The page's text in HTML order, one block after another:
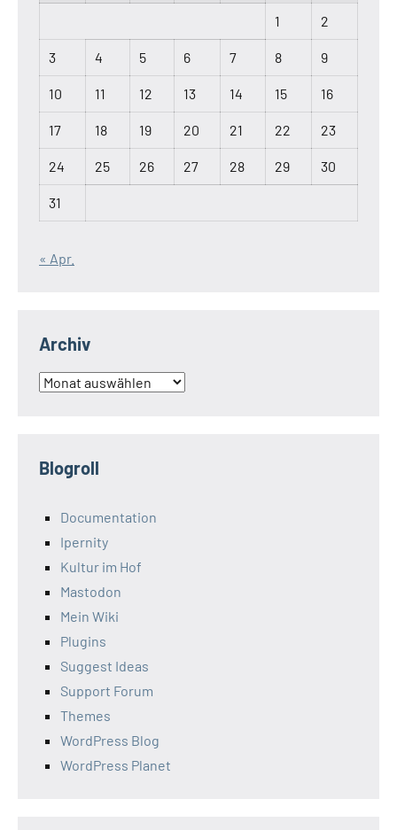
1 2
3 4 5 6 7 8 9
10 11 12 13 14 15 16
17 18 19 20 21 22 23
24 25 26 27 28 29 30
31
« Apr.
Archiv
Archiv
Blogroll
Documentation
Ipernity
Kultur im Hof
Mastodon
Mein Wiki
Plugins
Suggest Ideas
Support Forum
Themes
WordPress Blog
WordPress Planet